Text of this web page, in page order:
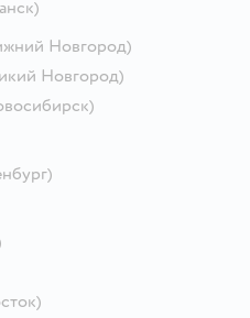
Новгород)
Новгород)